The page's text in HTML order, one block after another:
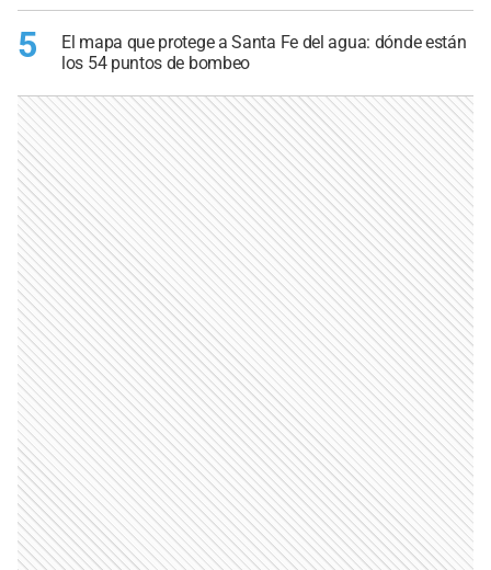
5
El mapa que protege a Santa Fe del agua: dónde están
los 54 puntos de bombeo